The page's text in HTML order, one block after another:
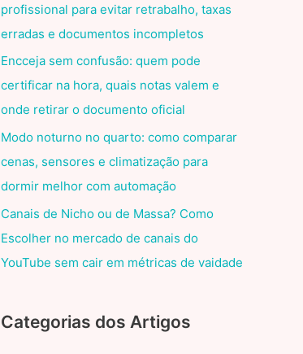
profissional para evitar retrabalho, taxas
erradas e documentos incompletos
Encceja sem confusão: quem pode
certificar na hora, quais notas valem e
onde retirar o documento oficial
Modo noturno no quarto: como comparar
cenas, sensores e climatização para
dormir melhor com automação
Canais de Nicho ou de Massa? Como
Escolher no mercado de canais do
YouTube sem cair em métricas de vaidade
Categorias dos Artigos